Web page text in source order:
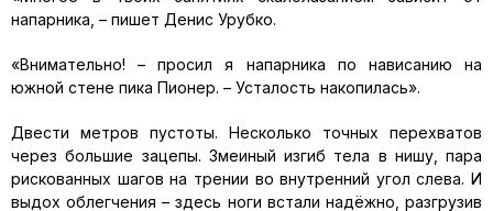
напарника, – пишет Денис Урубко.
«Внимательно! – просил я напарника по нависанию на
южной стене пика Пионер. – Усталость накопилась».
Двести метров пустоты. Несколько точных перехватов
через большие зацепы. Змеиный изгиб тела в нишу, пара
рискованных шагов на трении во внутренний угол слева. И
выдох облегчения – здесь ноги встали надёжно, разгрузив